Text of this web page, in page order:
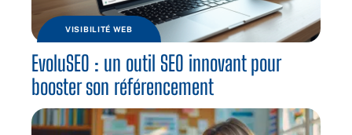
VISIBILITÉ WEB
EvoluSEO : un outil SEO innovant pour
booster son référencement